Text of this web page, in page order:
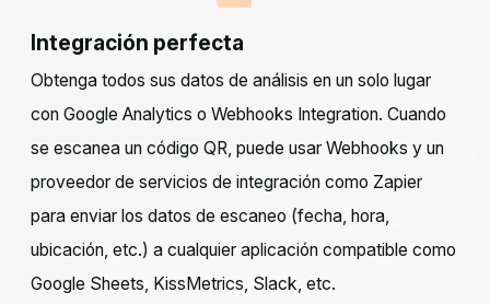
Integración perfecta
Obtenga todos sus datos de análisis en un solo lugar
con Google Analytics o Webhooks Integration. Cuando
se escanea un código QR, puede usar Webhooks y un
proveedor de servicios de integración como Zapier
para enviar los datos de escaneo (fecha, hora,
ubicación, etc.) a cualquier aplicación compatible como
Google Sheets, KissMetrics, Slack, etc.